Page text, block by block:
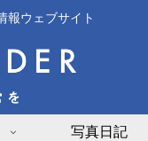
報ウェブサイト
写真日記